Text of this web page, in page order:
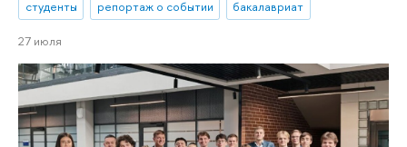
студенты репортаж о событии бакалавриат
27 июля